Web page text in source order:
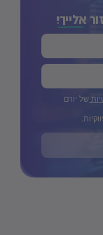
אלייך!
של יורם